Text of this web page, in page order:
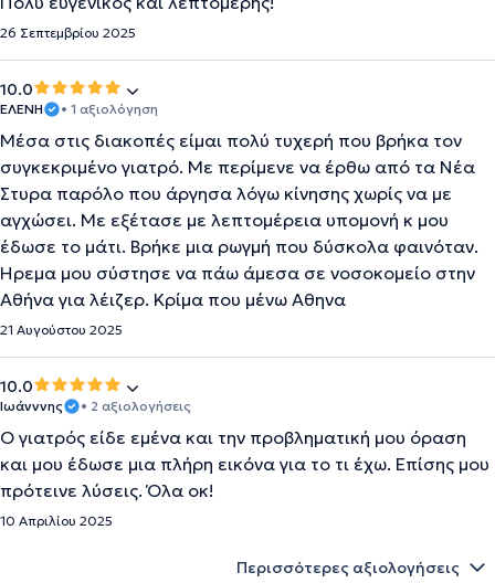
26 Σεπτεμβρίου 2025
10.0
ΕΛΕΝΗ • 1 αξιολόγηση
Μέσα στις διακοπές είμαι πολύ τυχερή που βρήκα τον
συγκεκριμένο γιατρό. Με περίμενε να έρθω από τα Νέα
Στυρα παρόλο που άργησα λόγω κίνησης χωρίς να με
αγχώσει. Με εξέτασε με λεπτομέρεια υπομονή κ μου
έδωσε το μάτι. Βρήκε μια ρωγμή που δύσκολα φαινόταν.
Ήρεμα μου σύστησε να πάω άμεσα σε νοσοκομείο στην
Αθήνα για λέιζερ. Κρίμα που μένω Αθηνα
21 Αυγούστου 2025
10.0
Ιωάνννης • 2 αξιολογήσεις
Ο γιατρός είδε εμένα και την προβληματική μου όραση
και μου έδωσε μια πλήρη εικόνα για το τι έχω. Επίσης μου
πρότεινε λύσεις. Όλα οκ!
10 Απριλίου 2025
Περισσότερες αξιολογήσεις